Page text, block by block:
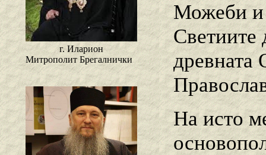
г. Иларион
Митрополит Брегалнички
Можеби и
Светиите
древната
На исто